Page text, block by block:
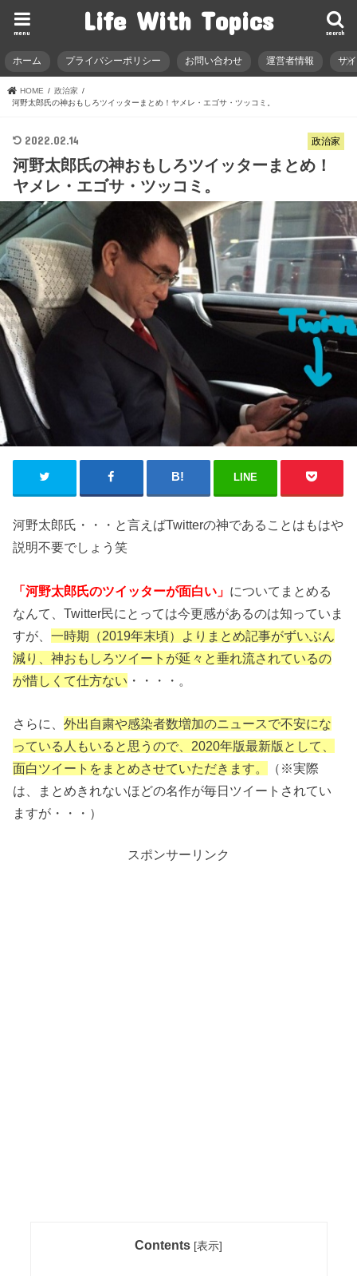
Life With Topics search
menu
ホーム プライバシーポリシー お問い合わせ 運営者情報 サ
HOME
政治家
河野太郎氏の神おもしろツイッターまとめ！ヤメレ・エゴサ・ツッコミ。
政治家
2022.02.14
河野太郎氏の神おもしろツイッターまとめ！
ヤメレ・エゴサ・ツッコミ。
LINE
河野太郎氏・・・と言えばTwitterの神であることはもはや
説明不要でしょう笑
「河野太郎氏のツイッターが面白い」 についてまとめる
なんて、Twitter民にとっては今更感があるのは知っていま
すが、一時期（2019年末頃）よりまとめ記事がずいぶん
減り、神おもしろツイートが延々と垂れ流されているの
が惜しくて仕方ない ・・・・。
さらに、外出自粛や感染者数増加のニュースで不安にな
っている人もいると思うので、2020年版最新版として、
面白ツイートをまとめさせていただきます。
（※実際
は、まとめきれないほどの名作が毎日ツイートされてい
ますが・・・）
スポンサーリンク
Contents [表示]